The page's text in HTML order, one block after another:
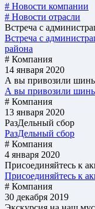
# Новости компании
# Новости отрасли
Встреча с
Встреча с
района
# Компания
14 января 2020
А вы привозили
А вы привозили
# Компания
13 января 2020
РазДельный сбор
РазДельный сбор
# Компания
4 января 2020
Присоединяйтесь к
Присоединяйтесь к
# Компания
30 декабря 2019